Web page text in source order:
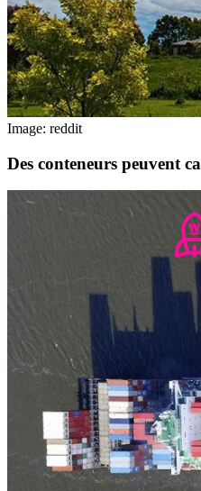
Image: reddit
Des conteneurs peuvent